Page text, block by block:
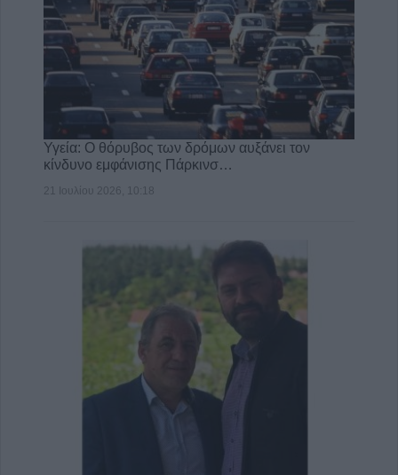
Υγεία: Ο θόρυβος των δρόμων αυξάνει τον
κίνδυνο εμφάνισης Πάρκινσ…
21 Ιουλίου 2026, 10:18